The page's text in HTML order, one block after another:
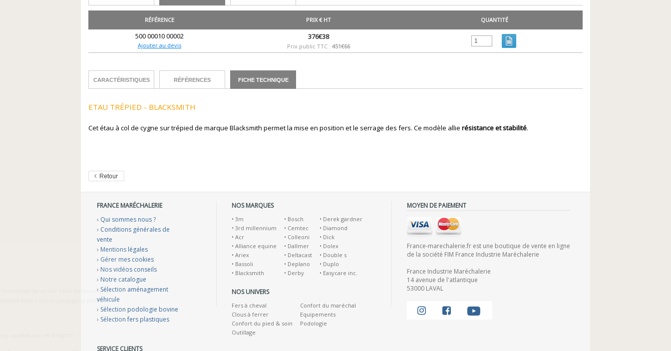
RÉFÉRENCE PRIX € HT QUANTITÉ
500 00010 00002
Ajouter au devis
376€38
Prix public TTC : 451€66
CARACTÉRISTIQUES RÉFÉRENCES FICHE TECHNIQUE
ETAU TRÉPIED - BLACKSMITH
Cet étau à col de cygne sur trépied de marque Blacksmith permet la mise en position et le serrage des fers. Ce modèle allie résistance et stabilité.
FRANCE MARÉCHALERIE
› Qui sommes nous ?
› Conditions générales de
vente
› Mentions légales
› Gérer mes cookies
› Nos vidéos conseils
› Notre catalogue
› Sélection aménagement
véhicule
› Sélection podologie bovine
› Sélection fers plastiques
SERVICE CLIENTS
NOS MARQUES
• 3m
• 3rd millennium
• Acr
• Alliance equine
• Ariex
• Bassoli
• Blacksmith
• Bosch
• Cemtec
• Colleoni
• Dallmer
• Deltacast
• Deplano
• Derby
• Derek gardner
• Diamond
• Dick
• Dolex
• Double s
• Duplo
• Easycare inc.
NOS UNIVERS
Fers à cheval
Clous à ferrer
Confort du pied & soin
Outillage
Confort du maréchal
Equipements
Podologie
MOYEN DE PAIEMENT
France-marechalerie.fr est une boutique de vente en ligne
de la société FIM France Industrie Maréchalerie
France Industrie Maréchalerie
14 avenue de l'atlantique
53000 LAVAL